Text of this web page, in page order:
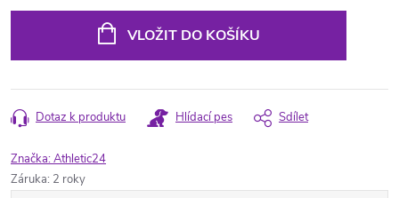
VLOŽIT DO KOŠÍKU
Dotaz k produktu Hlídací pes Sdílet
Značka:Athletic24
Záruka: 2 roky